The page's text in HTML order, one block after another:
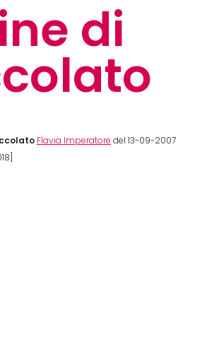
di
Flavia Imperatore del 13-09-2007